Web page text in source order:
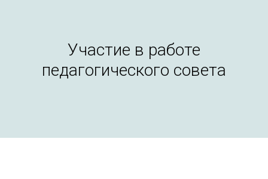
Участие в работе
педагогического совета